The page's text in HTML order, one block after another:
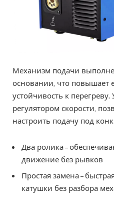
Механизм подачи
основании, что повышает
устойчивость к
регулятором скорости,
настроить подачу под
Два ролика –
движение без рывков
Простая замена –
катушки без разбора